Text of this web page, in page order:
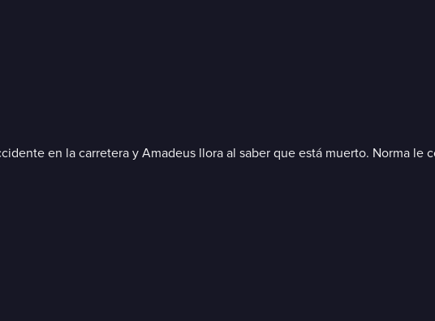
en la carretera y Amadeus llora al saber que está muerto. Norma le